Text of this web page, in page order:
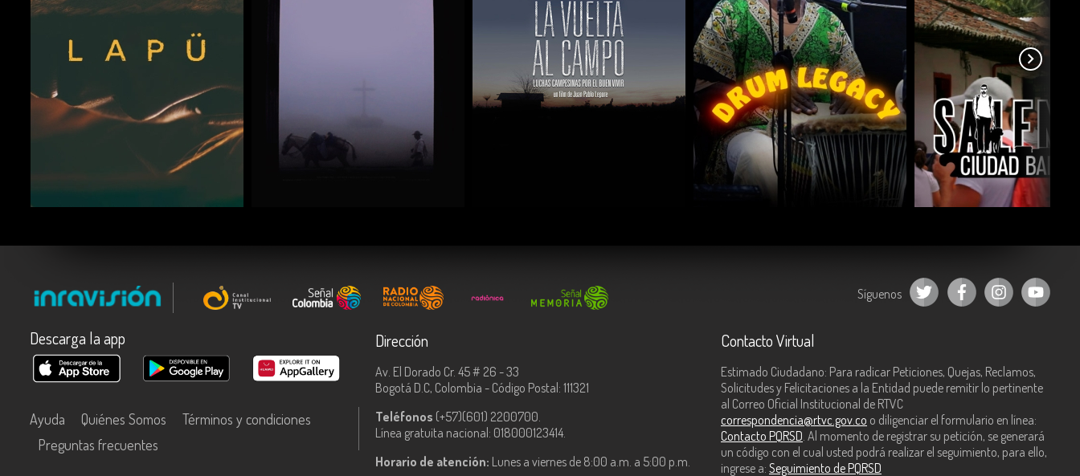
COMPARTIR COMPARTIR COMPARTIR
Síguenos
Descarga la app
Ayuda Quiénes Somos
Términos y condiciones
Preguntas frecuentes
Dirección
Av. El Dorado Cr. 45 # 26 - 33
Bogotá D.C, Colombia - Código Postal: 111321
Teléfonos (+57)(601) 2200700.
Línea gratuita nacional: 018000123414.
Horario de atención: Lunes a viernes de 8:00 a.m. a 5:00 p.m.
Contacto Virtual
Estimado Ciudadano: Para radicar Peticiones, Quejas, Reclamos,
Solicitudes y Felicitaciones a la Entidad puede remitir lo pertinente
al Correo Oficial Institucional de RTVC
correspondencia@rtvc.gov.co o diligenciar el formulario en línea:
Contacto PQRSD. Al momento de registrar su petición, se generará
un código con el cual usted podrá realizar el seguimiento, para ello,
ingrese a: Seguimiento de PQRSD